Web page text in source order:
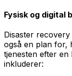
Fysisk og digital
Disaster
også en plan for,
tjenesten efter en
inkluderer: